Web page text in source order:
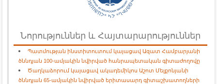
Նորություններ և Հայտարարություններ
Պատմության ինստիտուտում կայացավ Ազատ Համբարյանի
ծննդյան 100-ամյակին նվիրված հանրապետական գիտաժողովը
Ծաղկաձորում կայացավ ակադեմիկոս Աշոտ Մելքոնյանի
ծննդյան 65-ամյակին նվիրված երիտասարդ գիտաշխատողների